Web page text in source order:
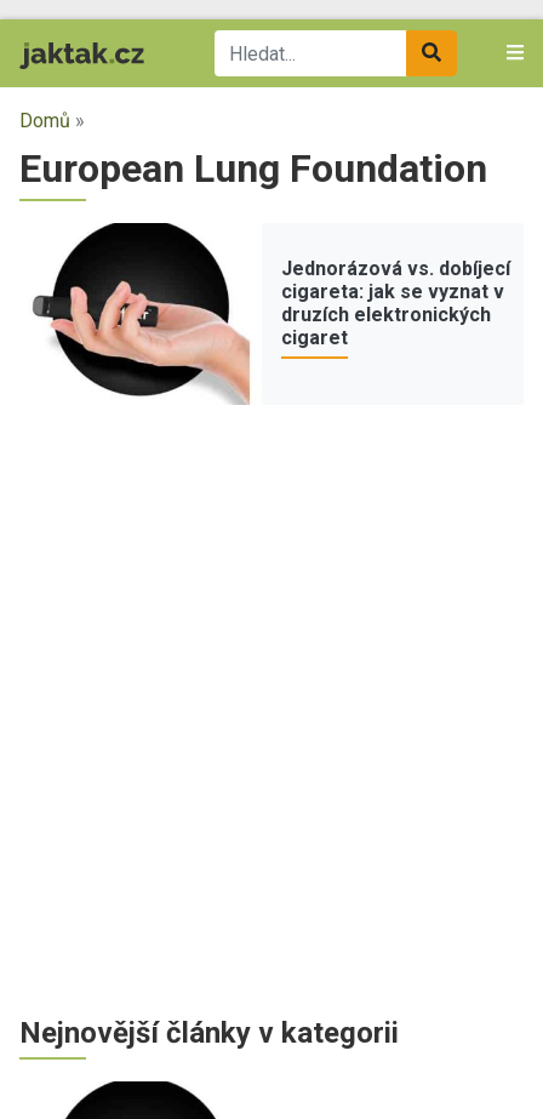
Domů »
European Lung Foundation
Jednorázová vs. dobíjecí
cigareta: jak se vyznat v
druzích elektronických
cigaret
Nejnovější články v kategorii